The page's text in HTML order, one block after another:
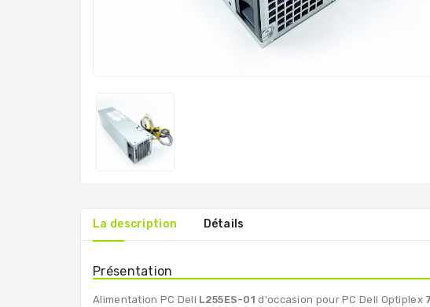
La description Détails
Présentation
Alimentation PC Dell L255ES-01d'occasion pour PC Dell Optiplex